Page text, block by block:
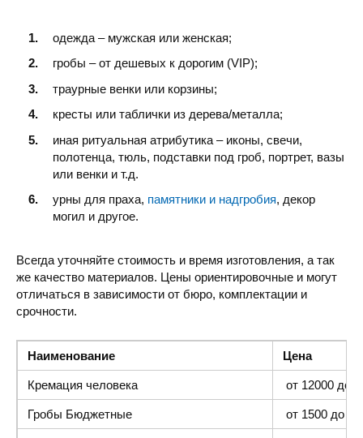
одежда – мужская или женская;
гробы – от дешевых к дорогим (VIP);
траурные венки или корзины;
кресты или таблички из дерева/металла;
иная ритуальная атрибутика – иконы, свечи,
полотенца, тюль, подставки под гроб, портрет, вазы
или венки и т.д.
урны для праха, памятники и надгробия, декор
могил и другое.
Всегда уточняйте стоимость и время изготовления, а так
же качество материалов. Цены ориентировочные и могут
отличаться в зависимости от бюро, комплектации и
срочности.
Наименование Цена
Кремация человека от 12000 до
Гробы Бюджетные от 1500 до